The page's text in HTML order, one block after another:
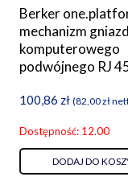
Berker
mechanizm
komputerowego
podwójnego RJ
100,86 zł (82,00zł
Dostępność: 12.00
DODAJ DO